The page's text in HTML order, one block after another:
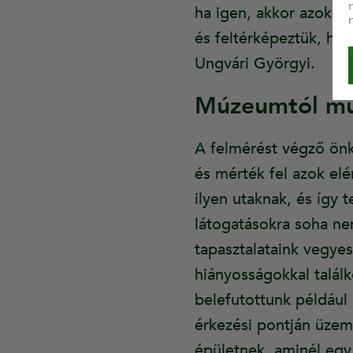
ha igen, akkor
és feltérképeztük,
Ungvári Györgyi.
Múzeumtól
A felmérést végző
és mérték fel azok
ilyen utaknak, és így
látogatásokra soha
tapasztalataink
hiányosságokkal
belefutottunk például
érkezési pontján